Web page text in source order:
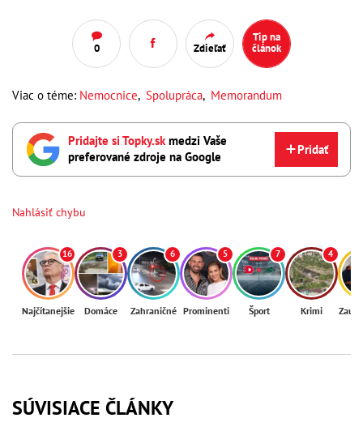
0 Zdieľať
Tip na
článok
Viac o téme: Nemocnice, Spolupráca, Memorandum
Pridajte si Topky.skmedzi Vaše
preferované zdroje na Google
Pridať
Nahlásiť chybu
16
Najčítanejšie
3
Domáce
6
Zahraničné
5
Prominenti
7
Šport
4
Krimi
SÚVISIACE ČLÁNKY